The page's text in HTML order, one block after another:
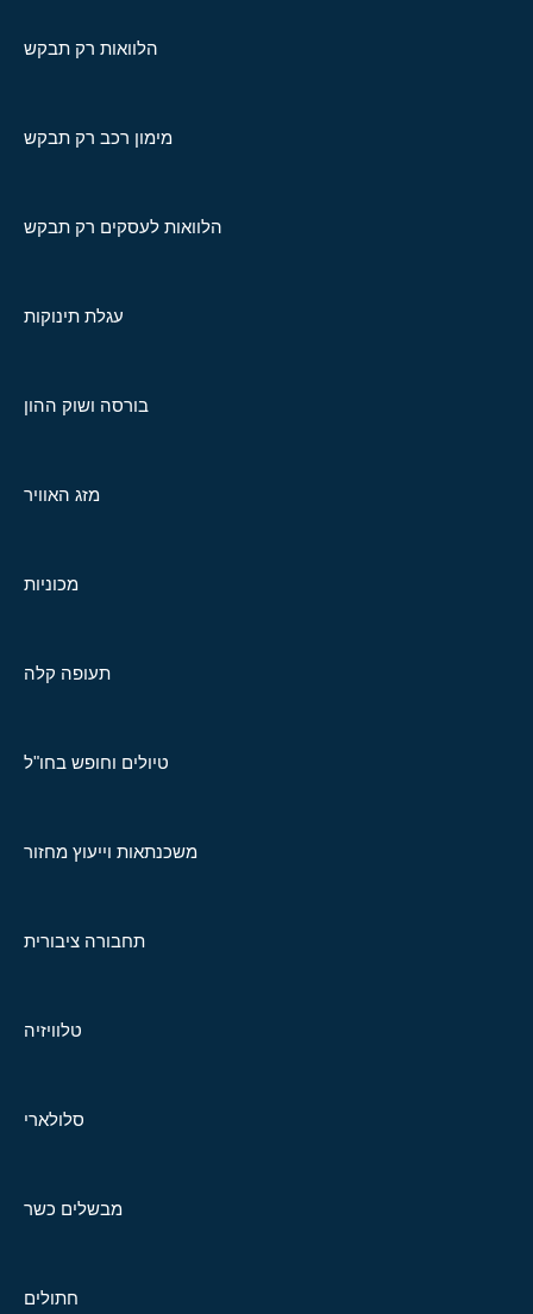
הלוואות רק תבקש
מימון רכב רק תבקש
הלוואות לעסקים רק תבקש
עגלת תינוקות
בורסה ושוק ההון
מזג האוויר
מכוניות
תעופה קלה
טיולים וחופש בחו"ל
משכנתאות וייעוץ מחזור
תחבורה ציבורית
טלוויזיה
סלולארי
מבשלים כשר
חתולים